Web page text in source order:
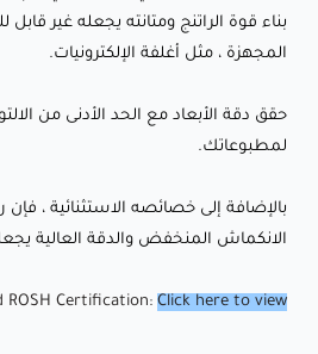
المجهزة ، مثل أغلفة الإلكترونيات.
حقق دقة الأبعاد مع الحد الأدنى من
لمطبوعاتك.
بالإضافة إلى خصائصه الاستثنائية ،
الانكماش المنخفض والدقة العالية
ROSH Certification: Click here to view